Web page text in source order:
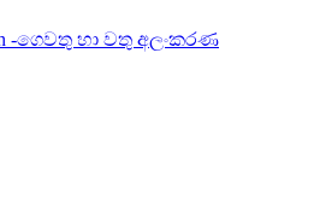
-ගෙවතු හා වතු අලංකරණ